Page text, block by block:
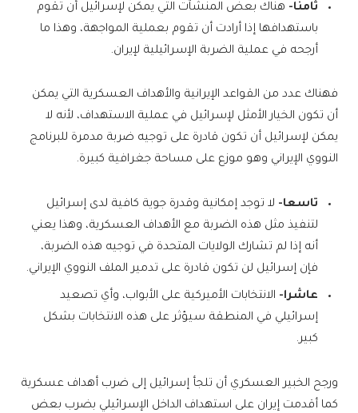
ثامنا- هناك بعض المنشآت التي يمكن لإسرائيل أن تقوم
باستهدافها إذا أرادت أن تقوم بعملية المواجهة، وهذا ما
أرجحه في عملية الضربة الإسرائيلية لإيران.
فهناك عدد من القواعد الإيرانية والأهداف العسكرية التي يمكن
أن تكون الخيار الأمثل لإسرائيل في عملية الاستهداف، لأنه لا
يمكن لإسرائيل أن تكون قادرة على توجيه ضربة مدمرة للبرنامج
النووي الإيراني وهو موزع على مساحة جغرافية كبيرة.
تاسعا- لا توجد إمكانية وقدرة جوية كافية لدى إسرائيل
لتنفيذ مثل هذه الضربة مع الأهداف العسكرية، وهذا يعني
أنه إذا لم تشارك الولايات المتحدة في توجيه هذه الضربة،
فإن إسرائيل لن تكون قادرة على تدمير الملف النووي الإيراني.
عاشرا- الانتخابات الأميركية على الأبواب، وأي تصعيد
إسرائيلي في المنطقة سيؤثر على هذه الانتخابات بشكل
كبير.
ورجح الخبير العسكري أن تلجأ إسرائيل إلى ضرب أهداف عسكرية
كما أقدمت إيران على استهداف الداخل الإسرائيلي بضرب بعض